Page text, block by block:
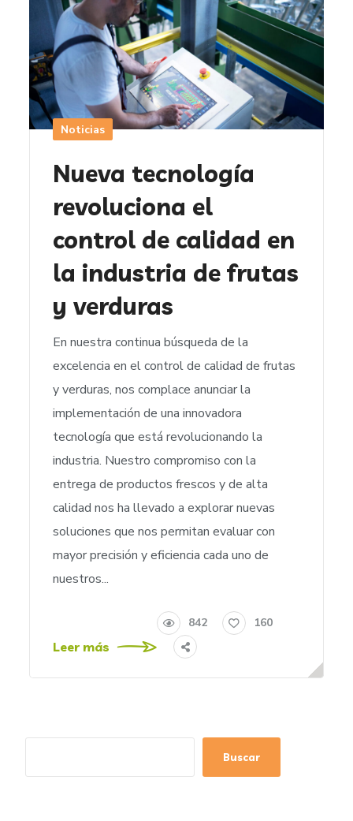
Noticias
Nueva tecnología
revoluciona el
control de calidad en
la industria de frutas
y verduras
En nuestra continua búsqueda de la
excelencia en el control de calidad de frutas
y verduras, nos complace anunciar la
implementación de una innovadora
tecnología que está revolucionando la
industria. Nuestro compromiso con la
entrega de productos frescos y de alta
calidad nos ha llevado a explorar nuevas
soluciones que nos permitan evaluar con
mayor precisión y eficiencia cada uno de
nuestros...
Leer más
842 160
Buscar